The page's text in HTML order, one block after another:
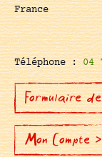
France
Téléphone :04
Formulaire
Mon Compte >